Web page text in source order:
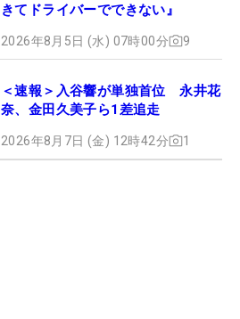
きてドライバーでできない』
2026年8月5日 (水) 07時00分 9
＜速報＞入谷響が単独首位 永井花
奈、金田久美子ら1差追走
2026年8月7日 (金) 12時42分 1